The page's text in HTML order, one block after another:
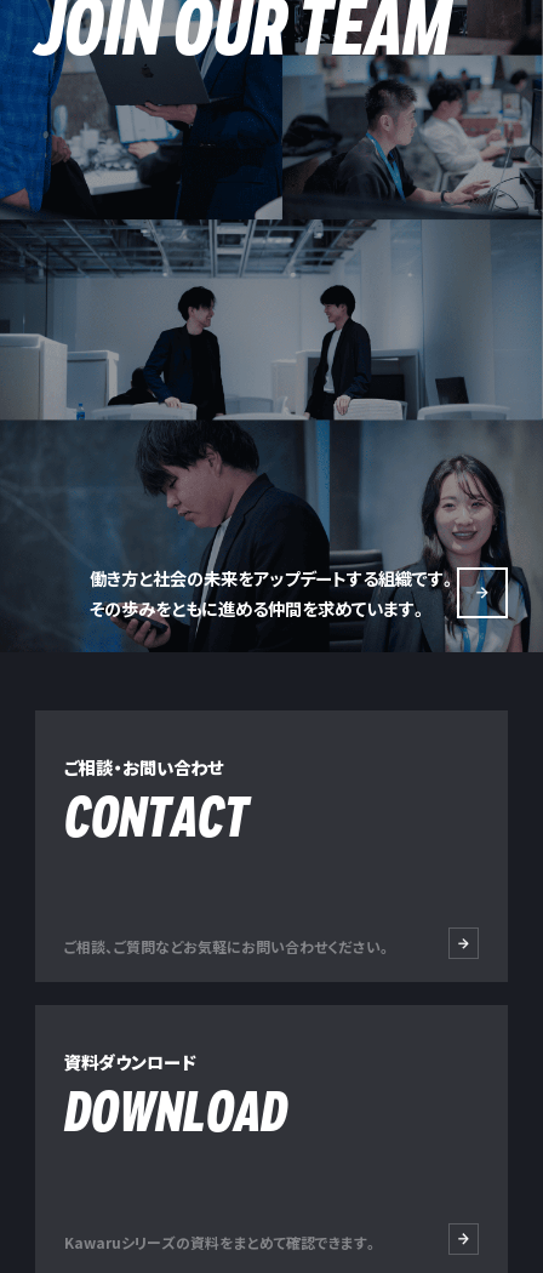
JOIN OUR TEAM
働き方と社会の未来をアップデートする組織です。
その歩みをともに進める仲間を求めています。
ご相談・お問い合わせ
CONTACT
ご相談、ご質問などお気軽にお問い合わせください。
資料ダウンロード
DOWNLOAD
Kawaruシリーズの資料をまとめて確認できます。